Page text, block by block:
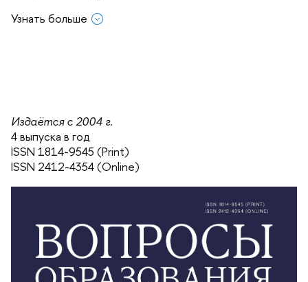
Узнать больше
индекс 81224
•Каталог Агентства "Книга-Сервис"
индекс 81224
•Онлайн подписка
• Коммуникационное агентство «Криэйтив Сервис
Бэнд»
https://periodicals.ru
тел.: +7 499 685-13-30
e-mail:joinus@csb-agency.ru
Издаётся с 2004 г.
4 выпуска в год
ISSN 1814-9545 (Print)
ISSN 2412-4354 (Online)